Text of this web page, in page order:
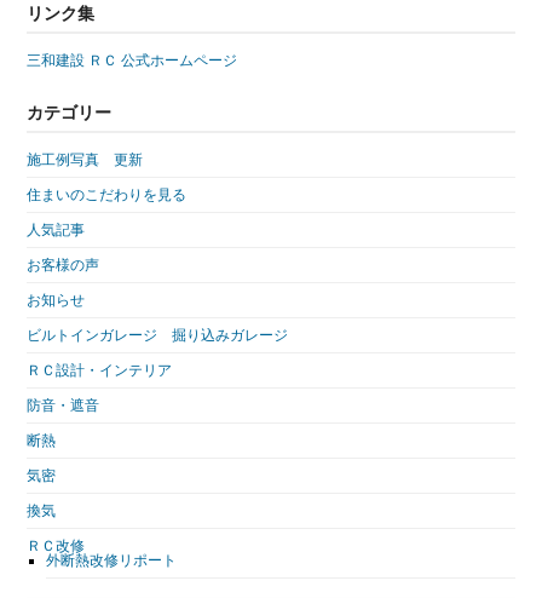
リンク集
三和建設 ＲＣ 公式ホームページ
カテゴリー
施工例写真 更新
住まいのこだわりを見る
人気記事
お客様の声
お知らせ
ビルトインガレージ 掘り込みガレージ
ＲＣ設計・インテリア
防音・遮音
断熱
気密
換気
ＲＣ改修
外断熱改修リポート